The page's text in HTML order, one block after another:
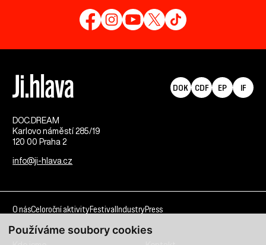
Používáme soubory cookies
DOC.DREAM​
Karlovo náměstí 285/19
120 00 Praha 2
info@ji-hlava.cz
DOK CDF EP IF
O násCeloroční aktivityFestival IndustryPress